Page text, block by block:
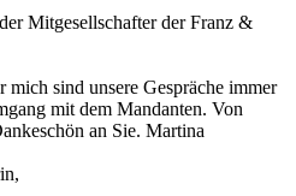
Mitgesellschafter der Franz &
sind unsere Gespräche immer
mit dem Mandanten. Von
an Sie. Martina